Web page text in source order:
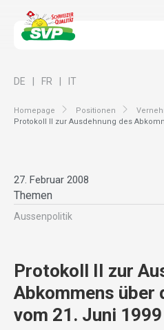
Homepage Positionen
Protokoll II zur Ausdehnung des
DE FR IT
27. Februar 2008
Themen
Aussenpolitik
Protokoll II zur
Abkommens über
vom 21. Juni